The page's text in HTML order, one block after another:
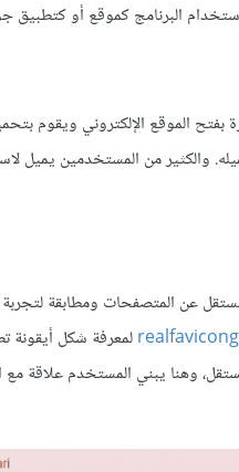
البرنامج كموقع أو
الموقع الإلكتروني ويقوم
والكثير من المستخدمين يميل
عن المتصفحات ومطابقة لتجربة
لمعرفة شكل أيقونة
وهنا يبني المستخدم علاقة مع